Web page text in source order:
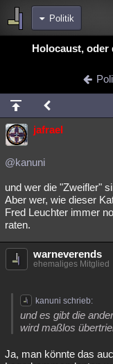
Politik
Bereiche
Chat Wiki
meine Rubriken
Menschen
Spiritualität
Natur Umfragen
weitere Rubriken
Philosophie
Astronomie Helpdesk
Übersichten
Besucht
Lesenswert
Holocaust, oder
jafrael
@kanuni
und wer die "Zweifler"
Aber wer, wie dieser
Fred Leuchter immer
raten.
warneverends
ehemaliges Mitglied
kanuni schrieb:
und es gibt die
wird maßlos
Ja, man könnte das